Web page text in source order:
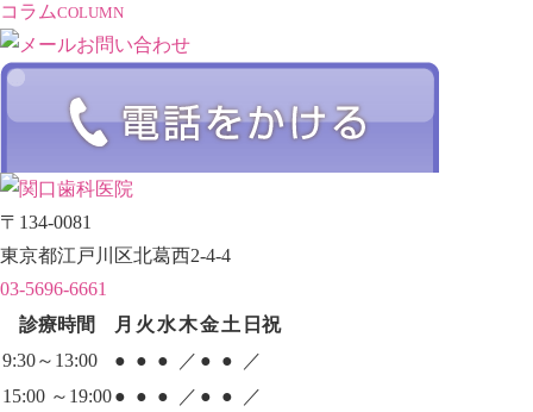
コラムCOLUMN
〒134-0081
東京都江戸川区北葛西2-4-4
03-5696-6661
診療時間
月 火 水木金土 日祝
9:30～13:00
● ● ● ／ ● ●
／
15:00 ～19:00● ● ● ／ ● ●
／